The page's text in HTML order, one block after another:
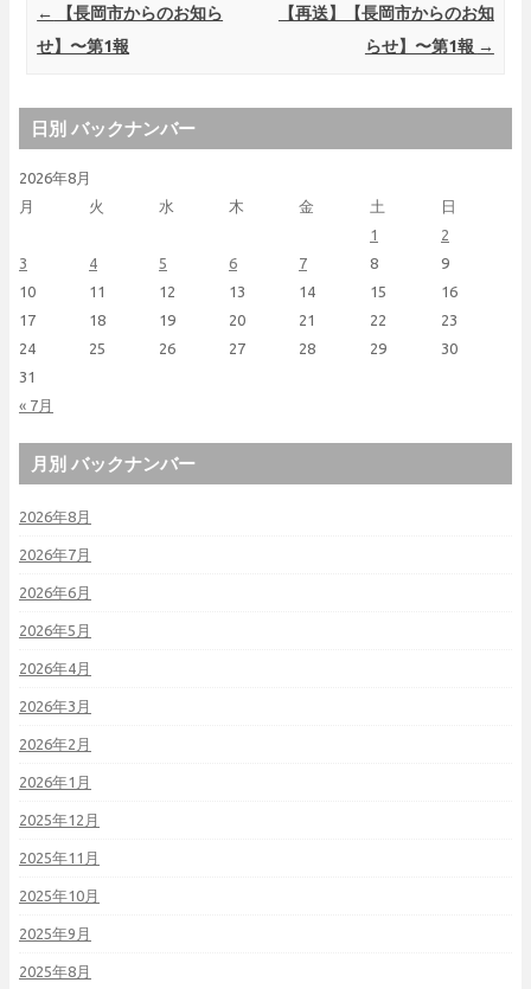
Post navigation
←
【長岡市からのお知ら
せ】〜第1報
【再送】【長岡市からのお知
らせ】〜第1報 →
日別 バックナンバー
2026年8月
月
火 水 木 金 土 日
« 7月
1
2
3
4 5 6 7 8
9
10
11 12 13 14 15
16
17
18 19 20 21 22
23
24
25 26 27 28 29
30
31
月別 バックナンバー
2026年8月
2026年7月
2026年6月
2026年5月
2026年4月
2026年3月
2026年2月
2026年1月
2025年12月
2025年11月
2025年10月
2025年9月
2025年8月